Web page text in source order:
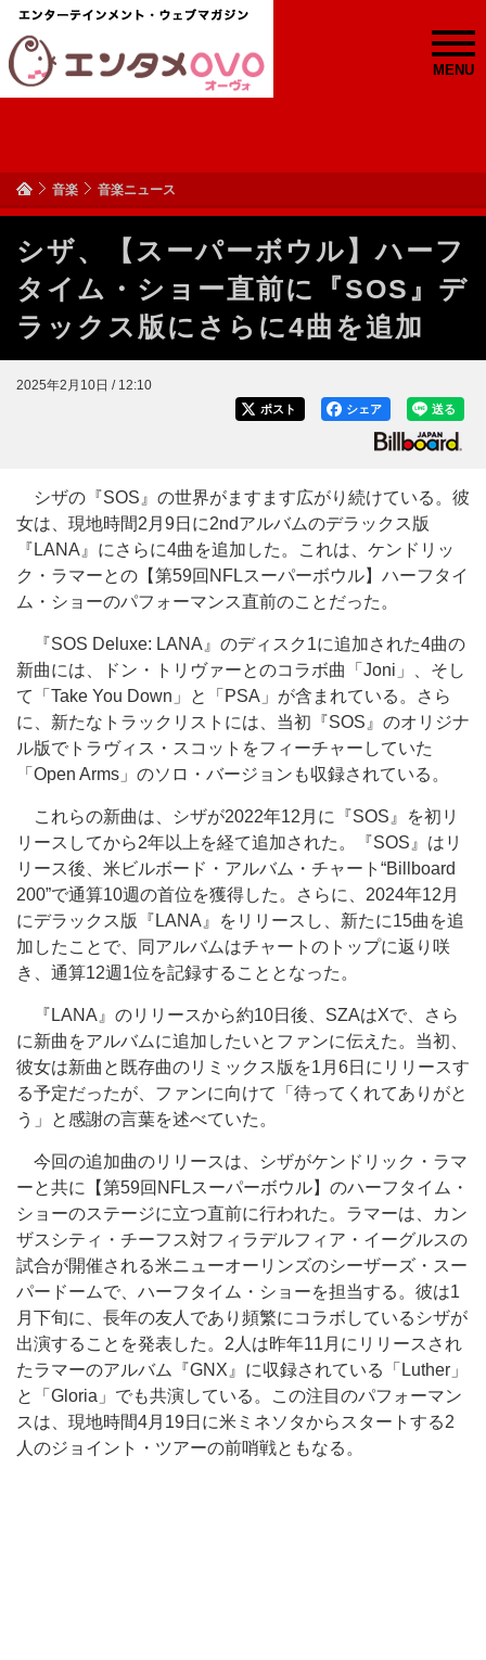
MENU
音楽 音楽ニュース
シザ、【スーパーボウル】ハーフ
タイム・ショー直前に『SOS』デ
ラックス版にさらに4曲を追加
2025年2月10日 / 12:10
送る
シェア
ポスト
シザの『SOS』の世界がますます広がり続けている。彼
女は、現地時間2月9日に2ndアルバムのデラックス版
『LANA』にさらに4曲を追加した。これは、ケンドリッ
ク・ラマーとの【第59回NFLスーパーボウル】ハーフタイ
ム・ショーのパフォーマンス直前のことだった。
『SOS Deluxe: LANA』のディスク1に追加された4曲の
新曲には、ドン・トリヴァーとのコラボ曲「Joni」、そし
て「Take You Down」と「PSA」が含まれている。さら
に、新たなトラックリストには、当初『SOS』のオリジナ
ル版でトラヴィス・スコットをフィーチャーしていた
「Open Arms」のソロ・バージョンも収録されている。
これらの新曲は、シザが2022年12月に『SOS』を初リ
リースしてから2年以上を経て追加された。『SOS』はリ
リース後、米ビルボード・アルバム・チャート“Billboard
200”で通算10週の首位を獲得した。さらに、2024年12月
にデラックス版『LANA』をリリースし、新たに15曲を追
加したことで、同アルバムはチャートのトップに返り咲
き、通算12週1位を記録することとなった。
『LANA』のリリースから約10日後、SZAはXで、さら
に新曲をアルバムに追加したいとファンに伝えた。当初、
彼女は新曲と既存曲のリミックス版を1月6日にリリースす
る予定だったが、ファンに向けて「待ってくれてありがと
う」と感謝の言葉を述べていた。
今回の追加曲のリリースは、シザがケンドリック・ラマ
ーと共に【第59回NFLスーパーボウル】のハーフタイム・
ショーのステージに立つ直前に行われた。ラマーは、カン
ザスシティ・チーフス対フィラデルフィア・イーグルスの
試合が開催される米ニューオーリンズのシーザーズ・スー
パードームで、ハーフタイム・ショーを担当する。彼は1
月下旬に、長年の友人であり頻繁にコラボしているシザが
出演することを発表した。2人は昨年11月にリリースされ
たラマーのアルバム『GNX』に収録されている「Luther」
と「Gloria」でも共演している。この注目のパフォーマン
スは、現地時間4月19日に米ミネソタからスタートする2
人のジョイント・ツアーの前哨戦ともなる。